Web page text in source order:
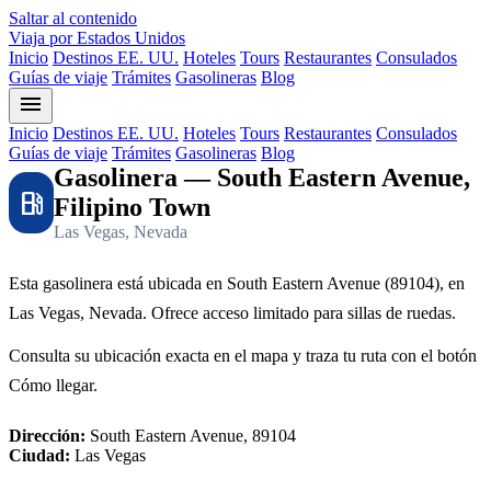
Saltar al contenido
Viaja por Estados Unidos
Inicio Destinos EE. UU. Hoteles Tours Restaurantes Consulados
Guías de viaje Trámites Gasolineras Blog
menu
Inicio Destinos EE. UU. Hoteles Tours Restaurantes Consulados
Guías de viaje Trámites Gasolineras Blog
local_gas_station
Gasolinera — South Eastern Avenue,
Filipino Town
Las Vegas, Nevada
Esta gasolinera está ubicada en South Eastern Avenue (89104), en
Las Vegas, Nevada. Ofrece acceso limitado para sillas de ruedas.
Consulta su ubicación exacta en el mapa y traza tu ruta con el botón
Cómo llegar.
Dirección: South Eastern Avenue, 89104
Ciudad: Las Vegas